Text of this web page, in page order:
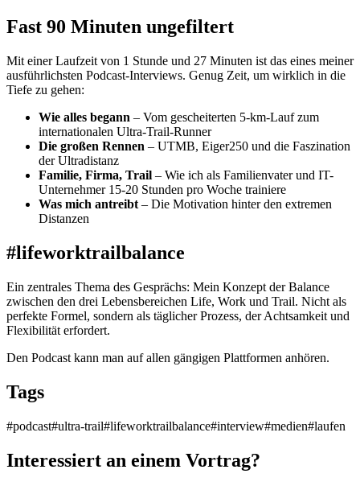
Fast 90 Minuten ungefiltert
Mit einer Laufzeit von 1 Stunde und 27 Minuten ist das eines meiner
ausführlichsten Podcast-Interviews. Genug Zeit, um wirklich in die
Tiefe zu gehen:
Wie alles begann – Vom gescheiterten 5-km-Lauf zum
internationalen Ultra-Trail-Runner
Die großen Rennen – UTMB, Eiger250 und die Faszination
der Ultradistanz
Familie, Firma, Trail – Wie ich als Familienvater und IT-
Unternehmer 15-20 Stunden pro Woche trainiere
Was mich antreibt – Die Motivation hinter den extremen
Distanzen
#lifeworktrailbalance
Ein zentrales Thema des Gesprächs: Mein Konzept der Balance
zwischen den drei Lebensbereichen Life, Work und Trail. Nicht als
perfekte Formel, sondern als täglicher Prozess, der Achtsamkeit und
Flexibilität erfordert.
Den Podcast kann man auf allen gängigen Plattformen anhören.
Tags
#podcast#ultra-trail#lifeworktrailbalance#interview#medien#laufen
Interessiert an einem Vortrag?